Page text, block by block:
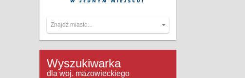
Znajdź miasto...
Wyszukiwarka
dla woj. mazowieckiego